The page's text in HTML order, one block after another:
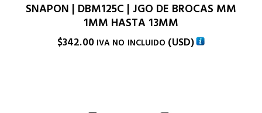
SNAPON | DBM125C | JGO DE BROCAS MM
1MM HASTA 13MM
$342.00 IVA NO INCLUIDO (USD)